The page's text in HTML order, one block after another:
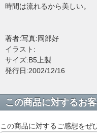
時間は流れるから美しい。
著者:写真:岡部好
イラスト:
サイズ:B5上製
発行日:2002/12/16
この商品に対するお
この商品に対するご感想をぜ